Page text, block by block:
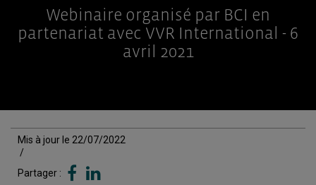
Webinaire organisé par BCI en
partenariat avec VVR International - 6
avril 2021
Mis à jour le 22/07/2022
/
Partager :